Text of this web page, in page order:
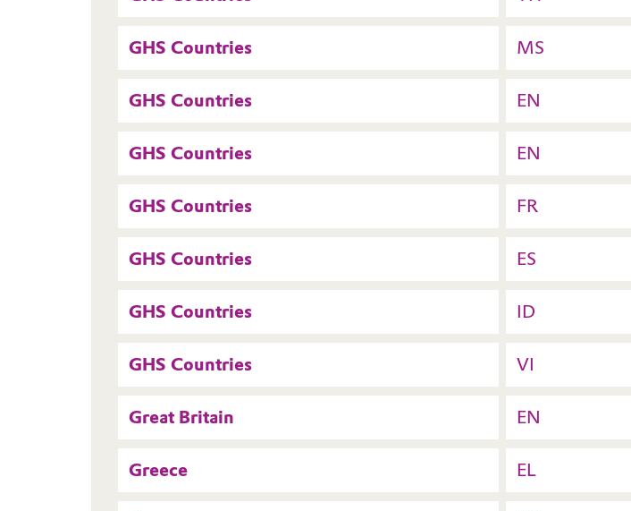
GHS Countries MS
GHS Countries EN
GHS Countries EN
GHS Countries FR
GHS Countries ES
GHS Countries ID
GHS Countries VI
Great Britain EN
Greece EL